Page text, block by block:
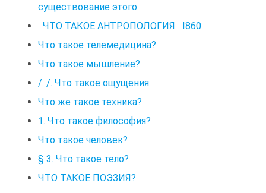
существование этого.
ЧТО ТАКОЕ АНТРОПОЛОГИЯ I860
Что такое телемедицина?
Что такое мышление?
/. /. Что такое ощущения
Что же такое техника?
1. Что такое философия?
Что такое человек?
§ 3. Что такое тело?
ЧТО ТАКОЕ ПОЭЗИЯ?